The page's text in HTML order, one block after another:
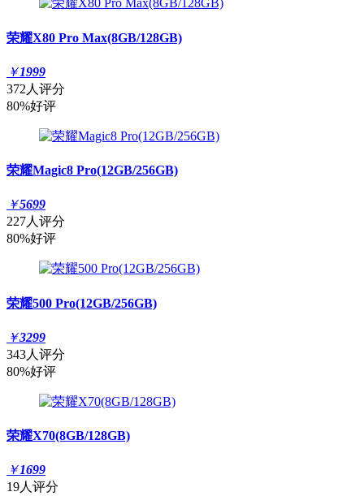
荣耀X80 Pro Max(8GB/128GB)
￥1999
372人评分
80%好评
荣耀Magic8 Pro(12GB/256GB)
￥5699
227人评分
80%好评
荣耀500 Pro(12GB/256GB)
￥3299
343人评分
80%好评
荣耀X70(8GB/128GB)
￥1699
19人评分